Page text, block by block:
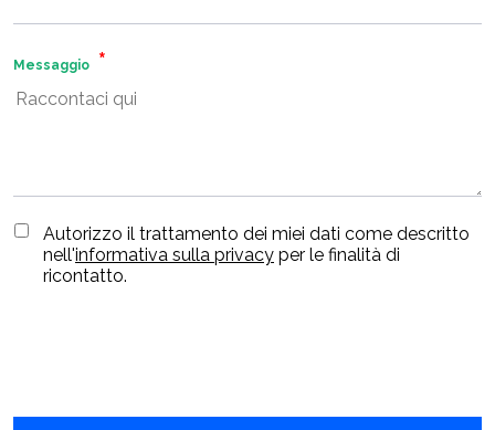
Messaggio
Autorizzo il trattamento dei miei dati come descritto
nell'informativa sulla privacy per le finalità di
ricontatto.